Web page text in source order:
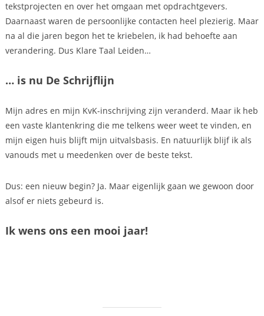
tekstprojecten en over het omgaan met opdrachtgevers.
Daarnaast waren de persoonlijke contacten heel plezierig. Maar
na al die jaren begon het te kriebelen, ik had behoefte aan
verandering. Dus Klare Taal Leiden…
… is nu De Schrijflijn
Mijn adres en mijn KvK-inschrijving zijn veranderd. Maar ik heb
een vaste klantenkring die me telkens weer weet te vinden, en
mijn eigen huis blijft mijn uitvalsbasis. En natuurlijk blijf ik als
vanouds met u meedenken over de beste tekst.
Dus: een nieuw begin? Ja. Maar eigenlijk gaan we gewoon door
alsof er niets gebeurd is.
Ik wens ons een mooi jaar!